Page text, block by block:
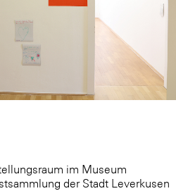
im Museum
der Stadt Leverkusen